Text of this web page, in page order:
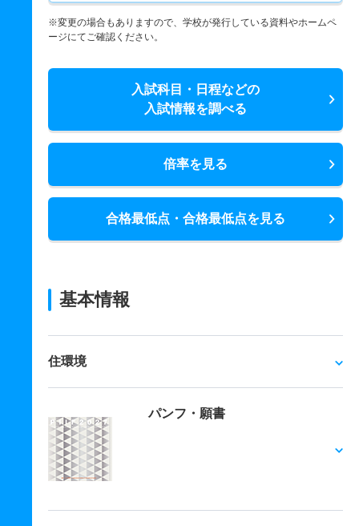
※変更の場合もありますので、学校が発行している資料やホームペ
ージにてご確認ください。
入試科目・日程などの
入試情報を調べる
倍率を見る
合格最低点・合格最低点を見る
基本情報
住環境
パンフ・願書